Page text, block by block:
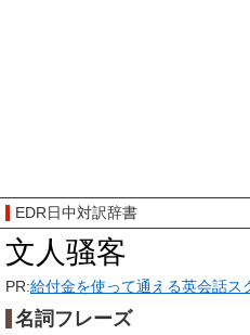
EDR日中対訳辞書
文人骚客
PR:給付金を使って通える英会話ス
名詞フレーズ